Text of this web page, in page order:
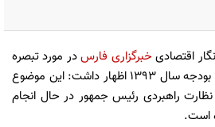
اقتصادیخبرگزاری فارسدر مورد تبصره
الحاقی هدفمندی یارانه‌ها به بودجه سال 1393 اظهار داشت: این موضوع
راهبردی رئیس جمهور در حال انجام
است.